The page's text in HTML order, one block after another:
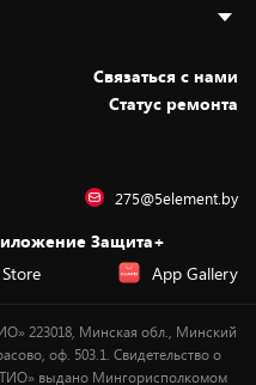
Cвязаться с нами
Статус ремонта
275@5element.by
Защита+
App Gallery
223018, Минская обл., Минский
оф. 503.1. Свидетельство о
выдано Мингорисполкомом